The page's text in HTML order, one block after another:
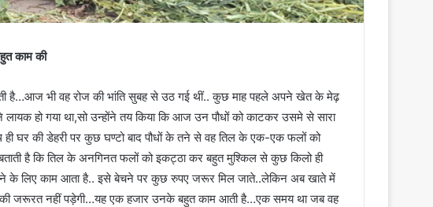
काम की
है…आज भी वह रोज की भांति सुबह से उठ गई थीं.. कुछ माह पहले अपने खेत के मेढ़
हो गया था,सो उन्होंने तय किया कि आज उन पौधों को काटकर उसमे से सारा
घर की डेहरी पर कुछ घण्टो बाद पौधों के तने से वह तिल के एक-एक फलों को
है कि तिल के अनगिनत फलों को इकट्ठा कर बहुत मुश्किल से कुछ किलो ही
के लिए काम आता है.. इसे बेचने पर कुछ रुपए जरूर मिल जाते..लेकिन अब खाते में
जरूरत नहीं पड़ेगी…यह एक हजार उनके बहुत काम आती है…एक समय था जब वह